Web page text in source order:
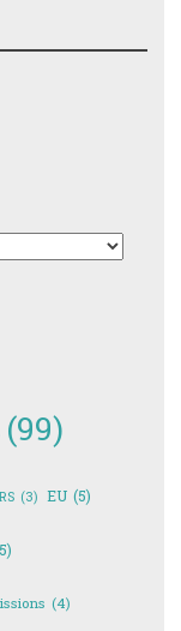
(99)
(3) EU (5)
(4)